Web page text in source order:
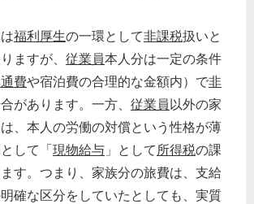
福利厚生の一環として非課税扱いと
ますが、 従業員本人分は一定の条件
費や宿泊費の合理的な金額内）で非
があります。一方、 従業員以外の家
、本人の労働の対償という性格が薄
して「現物給与 」として所得税の課
す。つまり、家族分の旅費は、支給
確な区分をしていたとしても、実質